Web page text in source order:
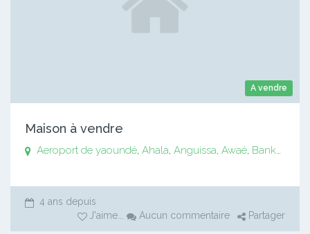
A vendre
Maison à vendre
Aeroport de yaoundé, Ahala, Anguissa, Awaé, Bankomo
4 ans depuis
J'aime... Aucun commentaire Partager